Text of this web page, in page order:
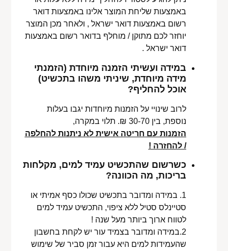
באמצעות שליחת המוצר אלינו באמצעות דואר
רשום באמצעות דואר ישראל , ולאחר מכן המוצר
יוחזר לכם מתוקן / מוחלף בדואר רשום באמצעות
דואר ישראל .
במידה ועשיתי הזמנה מיוחדת (הזמנתי
מידה מיוחדת, שיניתי משהו בתכשיט)
אוכל להחליף?
לרוב שינויי על הזמנות מיוחדות יגבו בעלות
נוספת, בין 30-70 ₪. תלוי במקרה,
הזמנות עם חריטה אישית לא ניתנות להחלפה
/ להחזרה !
כשרשום שהתכשיט עמיד למים, מקלחות
בריכות, מה הכוונה?
1. במידה ומדובר בתכשיט שכולו כסף אמיתי או
סטיינלס סטיל ללא ציפוי, התכשיט עמיד למים
לטווח ארוך ביותר מעל שנה !
2.במידה ומדובר בצמיד עור יש לקחת בחשבון
שהעמידות למים היא עבור זמן סביר של שימוש